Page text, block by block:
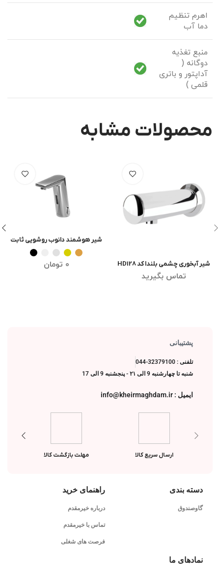
اهرم تنظیم
دما آب
منبع تغذیه
دوگانه (
آداپتور و باتری
قلمی )
محصولات مشابه
اطلاعات بیشتر
شیر آبخوری چشمی بلندا کد HD128
تماس بگیرید
انتخاب گزینه ها
شیر هوشمند دانوب روشویی ثابت
0 تومان
پشتیبانی
تلفنی : 32379100-044
شنبه تا چهارشنبه 9 الی ۲۱ - پنجشنبه 9 الی 17
ایمیل : info@kheirmaghdam.ir
ارسال سریع کالا مهلت بازگشت کالا
دسته بندی
گاوصندوق
راهنمای خرید
درباره خیرمقدم
تماس با خیرمقدم
فرصت های شغلی
نمادهای ما